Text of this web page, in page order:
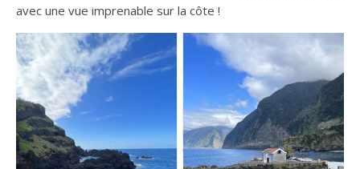
avec une vue imprenable sur la côte !